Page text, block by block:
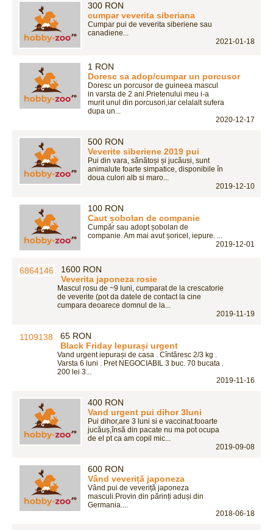
300 RON
cumpar veverita siberiana
Cumpar pui de veverita siberiene sau
canadiene...
2021-01-18
1 RON
Doresc sa adop/cumpar un porcusor
Doresc un porcusor de guineea mascul
in varsta de 2 ani.Prietenului meu i-a
murit unul din porcusori,iar celalalt sufera
dupa un...
2020-12-17
500 RON
Veverite siberiene 2019 pui
Pui din vara, sănătoși și jucăusi, sunt
animalute foarte simpatice, disponibile în
doua culori alb si maro...
2019-12-10
100 RON
Caut șobolan de companie
Cumpăr sau adopt șobolan de
companie. Am mai avut șoricel, iepure. ...
2019-12-01
1600 RON
Veverita japoneza rosie
Mascul rosu de ~9 luni, cumparat de la crescatorie
de veverite (pot da datele de contact la cine
cumpara deoarece domnul de la...
2019-11-19
65 RON
Black Friday Iepurași urgent
Vand urgent iepurași de casa . Cîntăresc 2/3 kg .
Varsta 6 luni . Pret NEGOCIABIL 3 buc. 70 bucata .
200 lei 3...
2019-11-16
400 RON
Vand urgent pui dihor 3luni
Pui dihor,are 3 luni si e vaccinat.fooarte
jucăuș,însă din pacate nu ma pot ocupa
de el pt ca am copil mic...
2019-09-08
600 RON
Vând veveriță japoneza
Vând pui de veveriță japoneza
masculi.Provin din părinți aduși din
Germania....
2018-06-18